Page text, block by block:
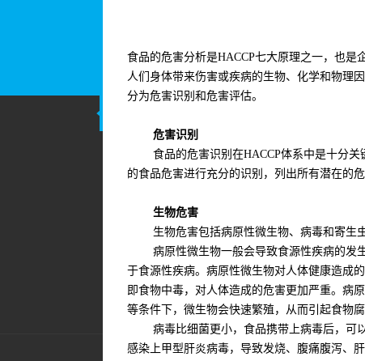
食品的危害分析是HACCP七大原理之一，也
人们身体带来伤害或疾病的生物、化学和物理
分为危害识别和危害评估。
危害识别
食品的危害识别在HACCP体系中是十分关
的食品危害进行充分的识别，列出所有潜在的
生物危害
生物危害包括病原性微生物、病毒和寄生虫
病原性微生物一般会导致食源性疾病的发生
于食源性疾病。病原性微生物对人体健康造成
即食物中毒，对人体造成的危害更加严重。病
等条件下，微生物会快速繁殖，从而引起食物腐
病毒比细菌更小，食品携带上病毒后，可以
感染上甲型肝炎病毒，导致发烧、腹痛腹泻、